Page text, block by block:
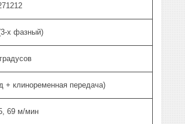
х фазный)
+ клиноременная передача)
69 м/мин